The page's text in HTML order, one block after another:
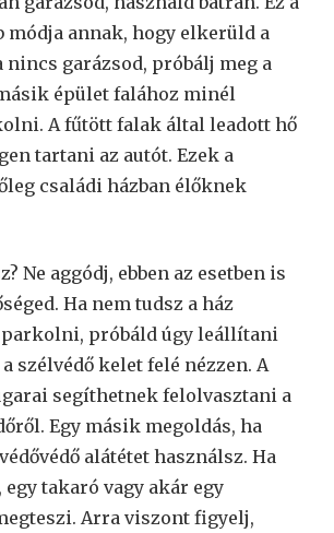
módja annak, hogy elkerüld a
nincs garázsod, próbálj meg a
épület falához minél
A fűtött falak által leadott hő
tartani az autót. Ezek a
családi házban élőknek
Ne aggódj, ebben az esetben is
Ha nem tudsz a ház
próbáld úgy leállítani
szélvédő kelet felé nézzen. A
segíthetnek felolvasztani a
Egy másik megoldás, ha
alátétet használsz. Ha
takaró vagy akár egy
Arra viszont figyelj,